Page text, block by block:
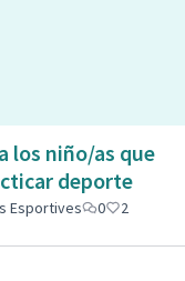
los niño/as que
deporte
Esportives 0 2